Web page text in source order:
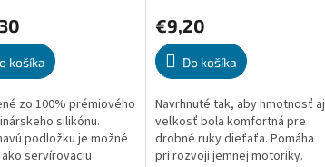
košíka
zo 100% prémiového
silikónu.
podložku je možné
servírovaciu
produktu
je
5,0
z
5
hviezdičiek.
€9,20
Do košíka
Navrhnuté tak, aby hmotnosť aj
veľkosť bola komfortná pre
drobné ruky dieťaťa. Pomáha
pri rozvoji jemnej motoriky.